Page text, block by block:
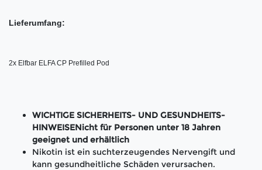
Lieferumfang:
2x Elfbar ELFA CP Prefilled Pod
WICHTIGE SICHERHEITS- UND GESUNDHEITS-
HINWEISENicht für Personen unter 18 Jahren
geeignet und erhältlich
Nikotin ist ein suchterzeugendes Nervengift und
kann gesundheitliche Schäden verursachen.